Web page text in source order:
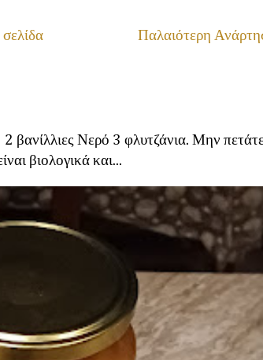
Παλαιότερη
βανίλλιες Νερό 3 φλυτζάνια. Μην
βιολογικά και...